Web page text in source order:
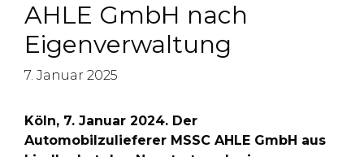
AHLE GmbH nach
Eigenverwaltung
7. Januar 2025
Köln, 7. Januar 2024. Der
Automobilzulieferer MSSC AHLE GmbH aus